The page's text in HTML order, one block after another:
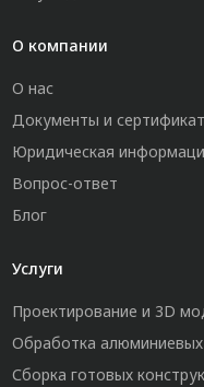
О компании
О нас
Документы и
Юридическая
Вопрос-ответ
Блог
Услуги
Проектирование и 3D
Обработка
Сборка готовых